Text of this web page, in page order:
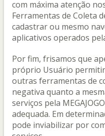
com máxima atenção
Ferramentas de Coleta
cadastrar ou mesmo
aplicativos operados pela
Por fim, frisamos que
próprio Usuário
outras ferramentas de
negativa quanto a
serviços pela
adequada. Em
pode inviabilizar por